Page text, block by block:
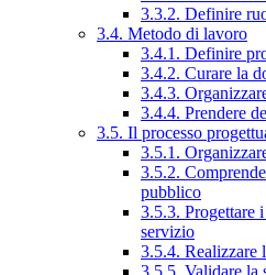
3.3.2. Definire
3.4. Metodo di lavoro
3.4.1. Definire
3.4.2. Curare la
3.4.3.
3.4.4. Prendere
3.5. Il processo
3.5.1.
3.5.2.
pubblico
3.5.3. Progettare
servizio
3.5.4. Realizzare
3.5.5. Validare la